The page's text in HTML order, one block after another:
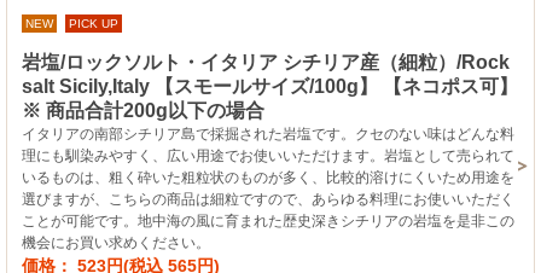
NEW PICK UP
岩塩/ロックソルト・イタリア シチリア産（細粒）/Rock
salt Sicily,Italy 【スモールサイズ/100g】 【ネコポス可】
※ 商品合計200g以下の場合
イタリアの南部シチリア島で採掘された岩塩です。クセのない味はどんな料
理にも馴染みやすく、広い用途でお使いいただけます。岩塩として売られて
いるものは、粗く砕いた粗粒状のものが多く、比較的溶けにくいため用途を
選びますが、こちらの商品は細粒ですので、あらゆる料理にお使いいただく
ことが可能です。地中海の風に育まれた歴史深きシチリアの岩塩を是非この
機会にお買い求めください。
価格： 523円(税込 565円)